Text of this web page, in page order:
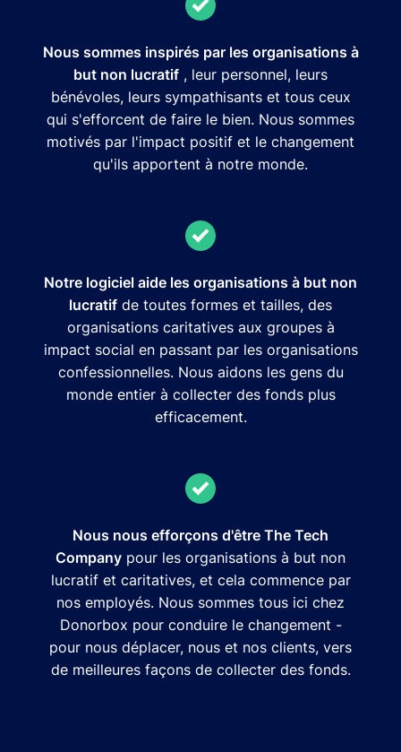
Nous sommes inspirés par les organisations à
but non lucratif , leur personnel, leurs
bénévoles, leurs sympathisants et tous ceux
qui s'efforcent de faire le bien. Nous sommes
motivés par l'impact positif et le changement
qu'ils apportent à notre monde.
Notre logiciel aide les organisations à but non
lucratif de toutes formes et tailles, des
organisations caritatives aux groupes à
impact social en passant par les organisations
confessionnelles. Nous aidons les gens du
monde entier à collecter des fonds plus
efficacement.
Nous nous efforçons d'être The Tech
Company pour les organisations à but non
lucratif et caritatives, et cela commence par
nos employés. Nous sommes tous ici chez
Donorbox pour conduire le changement -
pour nous déplacer, nous et nos clients, vers
de meilleures façons de collecter des fonds.